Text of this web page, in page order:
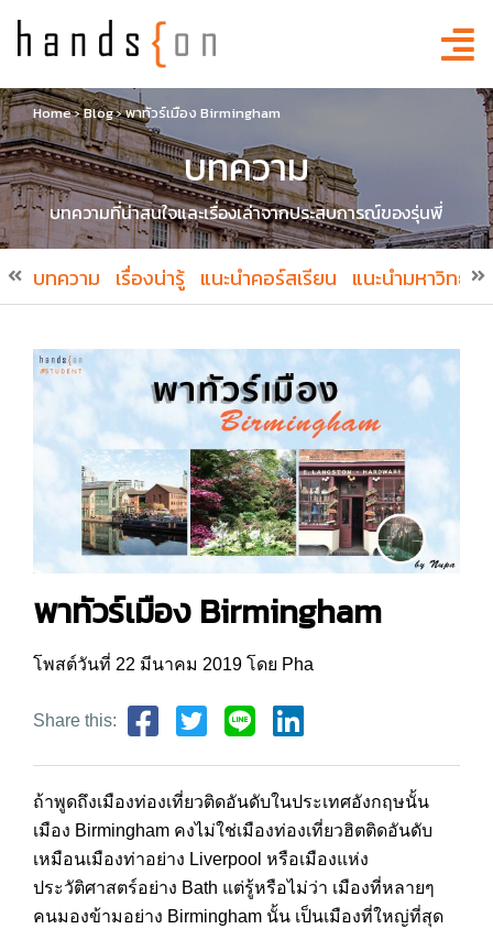
Home›Blog›พาทัวร์เมือง Birmingham
บทความ
บทความที่น่าสนใจและเรื่องเล่าจากประสบการณ์ของรุ่นพี่
บทความ เรื่องน่ารู้ แนะนำคอร์สเรียน แนะนำมหาวิทยา
พาทัวร์เมือง Birmingham
โพสต์วันที่ 22 มีนาคม 2019 โดย Pha
Share this:
ถ้าพูดถึงเมืองท่องเที่ยวติดอันดับในประเทศอังกฤษนั้น
เมือง Birmingham คงไม่ใช่เมืองท่องเที่ยวฮิตติดอันดับ
เหมือนเมืองท่าอย่าง Liverpool หรือเมืองแห่ง
ประวัติศาสตร์อย่าง Bath แต่รู้หรือไม่ว่า เมืองที่หลายๆ
คนมองข้ามอย่าง Birmingham นั้น เป็นเมืองที่ใหญ่ที่สุด